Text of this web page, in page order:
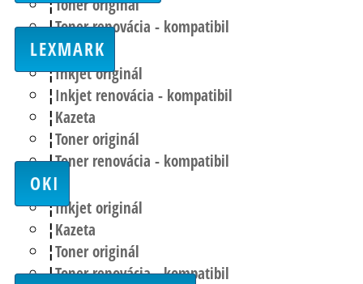
Toner renovácia - kompatibil
LEXMARK
Inkjet originál
Inkjet renovácia - kompatibil
Kazeta
Toner originál
Toner renovácia - kompatibil
OKI
Inkjet originál
Kazeta
Toner originál
Toner renovácia - kompatibil